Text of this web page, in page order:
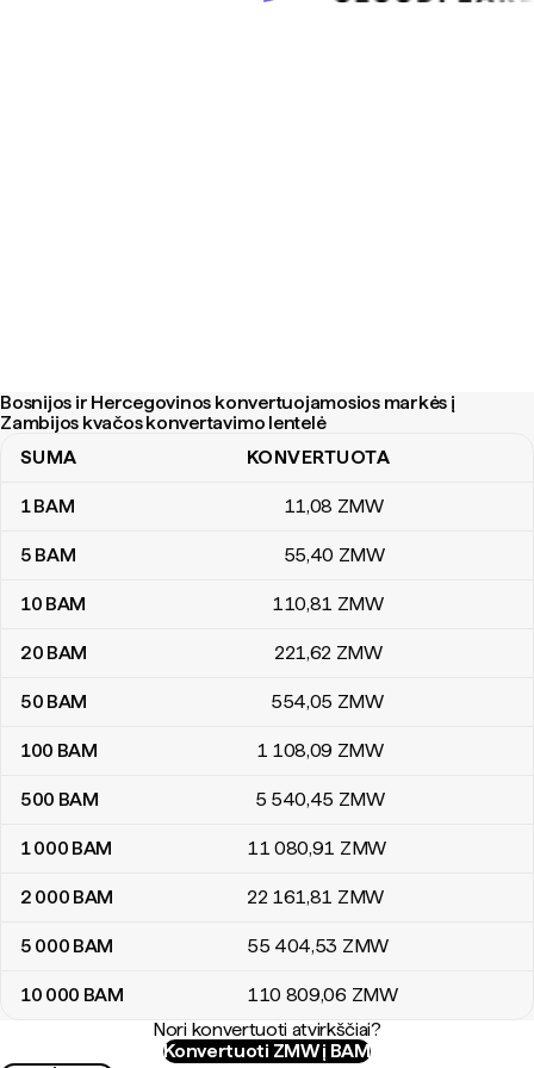
Bosnijos ir Hercegovinos konvertuojamosios markės į
Zambijos kvačos konvertavimo lentelė
Bosnijos ir Hercegovinos konvertuojamosios markės į Zambijos
SUMA KONVERTUOTA
1BAM 11,08 ZMW
5 BAM 55,40 ZMW
10 BAM 110,81 ZMW
20 BAM 221,62 ZMW
50 BAM 554,05 ZMW
100 BAM 1 108,09 ZMW
500 BAM 5 540,45 ZMW
1 000 BAM 11 080,91 ZMW
2 000 BAM 22 161,81 ZMW
5 000 BAM 55 404,53 ZMW
10 000 BAM 110 809,06 ZMW
Nori konvertuoti atvirkščiai?
Konvertuoti ZMW į BAM